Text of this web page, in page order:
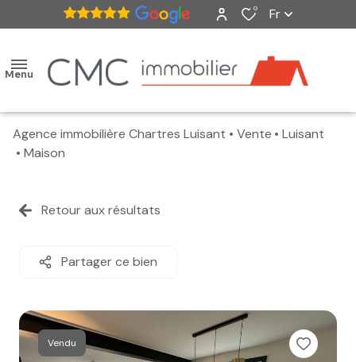
0 Fr
Menu
accueil
vendus
estimation
Agence immobilière Chartres Luisant Vente
Luisant
Maison
Retour aux résultats
Partager ce bien
Vendu